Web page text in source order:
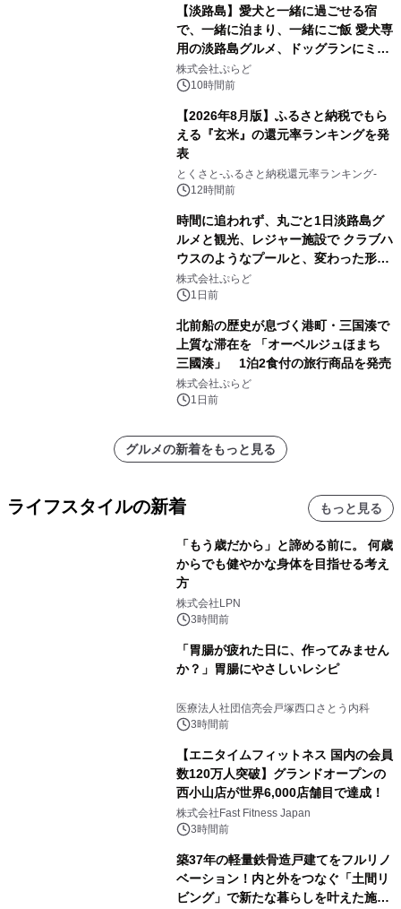
【淡路島】愛犬と一緒に過ごせる宿
で、一緒に泊まり、一緒にご飯 愛犬専
用の淡路島グルメ、ドッグランにミニ
プール グランピングとトレーラーハウ
スの2施設で
株式会社ぷらど
10時間前
【2026年8月版】ふるさと納税でもら
える『玄米』の還元率ランキングを発
表
とくさと-ふるさと納税還元率ランキング-
12時間前
時間に追われず、丸ごと1日淡路島グ
ルメと観光、レジャー施設で クラブハ
ウスのようなプールと、変わった形の
サウナも 「THE BOXY AWAJI」のお
得な素泊まり連泊プランで
株式会社ぷらど
1日前
北前船の歴史が息づく港町・三国湊で
上質な滞在を 「オーベルジュほまち
三國湊」 1泊2食付の旅行商品を発売
株式会社ぷらど
1日前
グルメの新着をもっと見る
ライフスタイルの新着 もっと見る
「もう歳だから」と諦める前に。 何歳
からでも健やかな身体を目指せる考え
方
株式会社LPN
3時間前
「胃腸が疲れた日に、作ってみません
か？」胃腸にやさしいレシピ
医療法人社団信亮会戸塚西口さとう内科
3時間前
【エニタイムフィットネス 国内の会員
数120万人突破】グランドオープンの
西小山店が世界6,000店舗目で達成！
株式会社Fast Fitness Japan
3時間前
築37年の軽量鉄骨造戸建てをフルリノ
ベーション！内と外をつなぐ「土間リ
ビング」で新たな暮らしを叶えた施工